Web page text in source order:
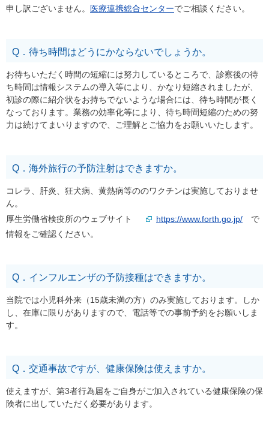
申し訳ございません。 医療連携総合センターでご相談ください。
Q．待ち時間はどうにかならないでしょうか。
お待ちいただく時間の短縮には努力しているところで、診察後の待
ち時間は情報システムの導入等により、かなり短縮されましたが、
初診の際に紹介状をお持ちでないような場合には、待ち時間が長く
なっております。業務の効率化等により、待ち時間短縮のための努
力は続けてまいりますので、ご理解とご協力をお願いいたします。
Q．海外旅行の予防注射はできますか。
コレラ、肝炎、狂犬病、黄熱病等ののワクチンは実施しておりませ
ん。
厚生労働省検疫所のウェブサイト
https://www.forth.go.jp/ で
情報をご確認ください。
Q．インフルエンザの予防接種はできますか。
当院では小児科外来（15歳未満の方）のみ実施しております。しか
し、在庫に限りがありますので、電話等での事前予約をお願いしま
す。
Q．交通事故ですが、健康保険は使えますか。
使えますが、第3者行為届をご自身がご加入されている健康保険の保
険者に出していただく必要があります。